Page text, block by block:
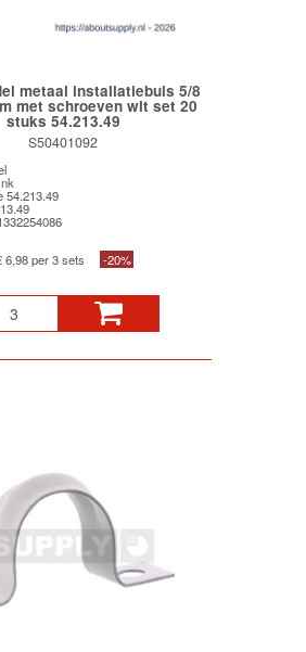
metaal installatiebuis 5/8
met schroeven wit set 20
stuks 54.213.49
S50401092
54.213.49
6,98 per 3 sets -20%